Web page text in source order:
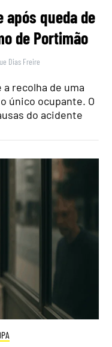
após queda de
de Portimão
Dias Freire
recolha de uma
único ocupante. O
do acidente